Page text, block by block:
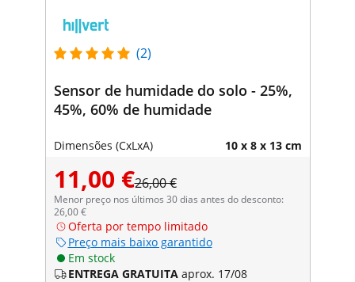
(2)
Sensor de humidade do solo - 25%,
45%, 60% de humidade
Dimensões (CxLxA) 10 x 8 x 13 cm
11,00 €26,00 €
Menor preço nos últimos 30 dias antes do desconto:
26,00 €
Oferta por tempo limitado
Preço mais baixo garantido
Em stock
ENTREGA GRATUITA aprox. 17/08